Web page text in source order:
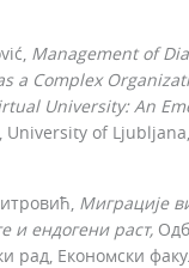
Management of
a Complex
University: An
, University of
Миграције
и ендогени раст,
рад, Економски